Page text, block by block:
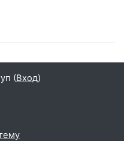
(Вход)